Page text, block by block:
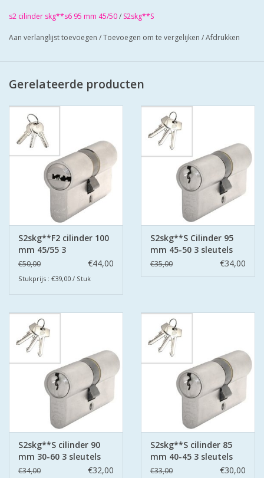
Cilinders hebben boorbelemmering
s2 cilinder skg**s6 95 mm 45/50/ S2skg**S
Aan verlanglijst toevoegen /Toevoegen om te vergelijken /Afdrukken
Gerelateerde producten
S2skg**F2 cilinder 100
mm 45/55 3
keersleutels
€50,00 €44,00
Stukprijs : €39,00 / Stuk
S2skg**S Cilinder 95
mm 45-50 3 sleutels
€35,00 €34,00
S2skg**S cilinder 90
mm 30-60 3 sleutels
€34,00 €32,00
S2skg**S cilinder 85
mm 40-45 3 sleutels
€33,00 €30,00